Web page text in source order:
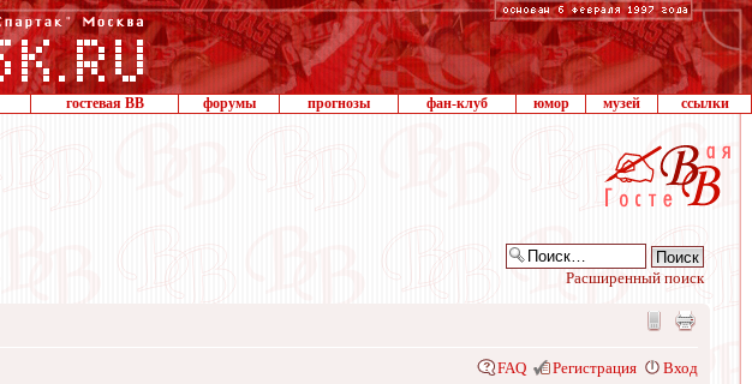
гостевая ВВ форумы прогнозы фан-клуб юмор музей ссылки
Расширенный поиск
FAQ Регистрация Вход